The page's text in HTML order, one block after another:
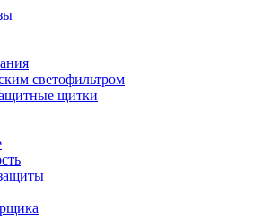
светофильтром
щитки